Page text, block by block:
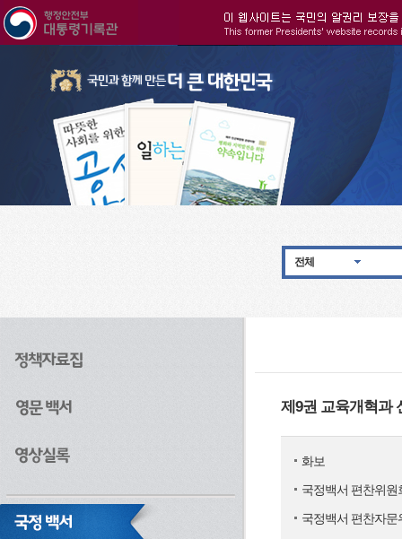
전체
제9권 교육개혁과
화보
국정백서 편찬위원
국정백서 편찬자문